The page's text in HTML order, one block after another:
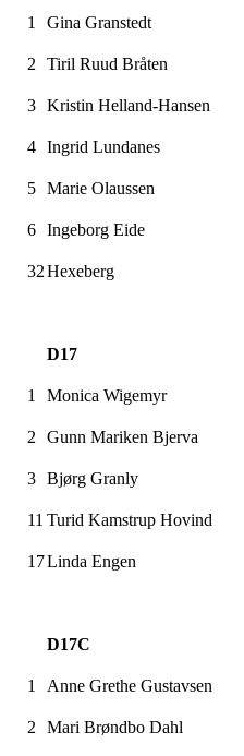
1 Gina Granstedt
2 Tiril Ruud Bråten
3 Kristin Helland-Hansen
4 Ingrid Lundanes
5 Marie Olaussen
6 Ingeborg Eide
32Hexeberg
D17
1 Monica Wigemyr
2 Gunn Mariken Bjerva
3 Bjørg Granly
11 Turid Kamstrup Hovind
17Linda Engen
D17C
1 Anne Grethe Gustavsen
2 Mari Brøndbo Dahl